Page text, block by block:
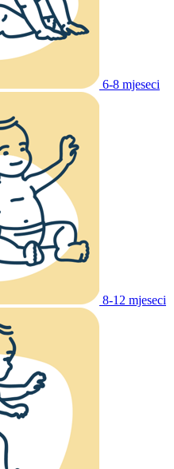
6-8 mjeseci
8-12 mjeseci